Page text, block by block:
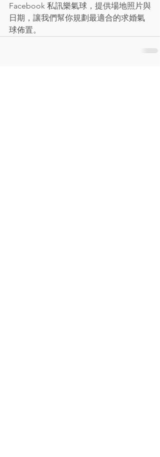
Facebook 私訊樂氣球，提供場地照片與
日期，讓我們幫你規劃最適合的求婚氣
球佈置。